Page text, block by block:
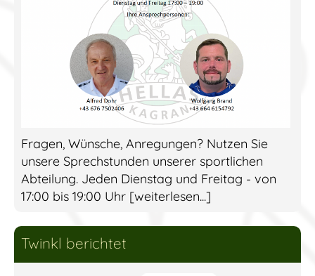
Fragen, Wünsche, Anregungen? Nutzen Sie
unsere Sprechstunden unserer sportlichen
Abteilung. Jeden Dienstag und Freitag - von
17:00 bis 19:00 Uhr [weiterlesen...]
Twinkl berichtet